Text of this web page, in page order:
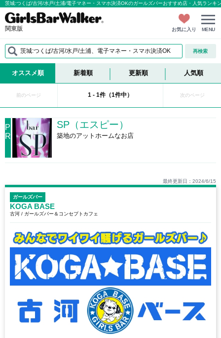
茨城:つくば/古河/水戸/土浦/電子マネー・スマホ決済OKのガールズバーおすすめ店・人気ランキ
関東版 お気に入り MENU
茨城:つくば/古河/水戸/土浦、電子マネー・スマホ決済OK 再検索
オススメ順 新着順 更新順 人気順
前のページ 1 - 1件（1件中） 次のページ
P
R
SP（エスピー）
築地のアットホームなお店
最終更新日：2024/6/15
ガールズバー
KOGA BASE
古河 / ガールズバー＆コンセプトカフェ